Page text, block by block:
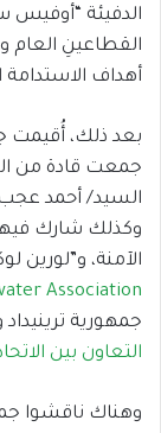
الدفيئة “أوفيس
القطاعينِ العام
أهداف الاستدامة
بعد ذلك، أُقيمت
جمعت قادة من
السيد/ أحمد
وكذلك شارك
الآمنة، و”لورين
Association
جمهورية
التعاون بين
وهناك ناقشوا